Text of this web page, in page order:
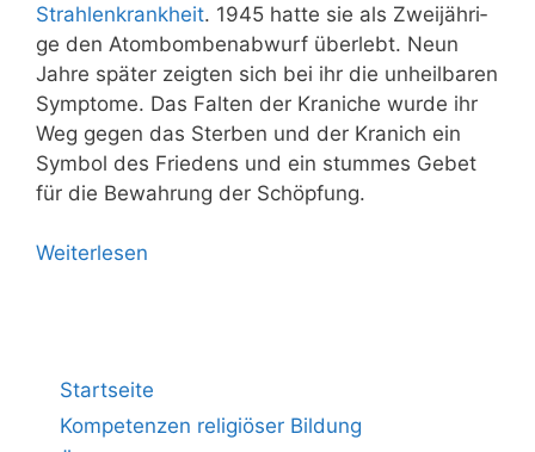
Strah­len­krank­heit. 1945 hat­te sie als Zwei­jäh­ri­
ge den Atom­bom­ben­ab­wurf über­lebt. Neun
Jah­re spä­ter zeig­ten sich bei ihr die unheil­ba­ren
Sym­pto­me. Das Fal­ten der Kra­ni­che wur­de ihr
Weg gegen das Ster­ben und der Kra­nich ein
Sym­bol des Frie­dens und ein stum­mes Gebet
für die Bewah­rung der Schöpfung.
Wei­ter­le­sen
Startseite
Kompetenzen religiöser Bildung